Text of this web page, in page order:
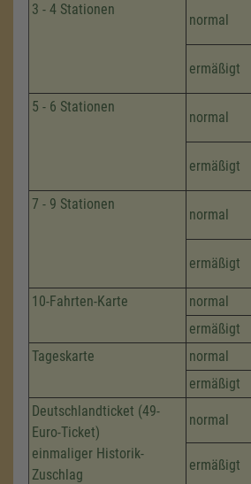
3 - 4 Stationen
normal
ermäßigt
5 - 6 Stationen
normal
ermäßigt
7 - 9 Stationen
normal
ermäßigt
10-Fahrten-Karte
normal
ermäßigt
Tageskarte
normal
ermäßigt
Deutschlandticket (49-
Euro-Ticket)
einmaliger Historik-
Zuschlag
normal
ermäßigt